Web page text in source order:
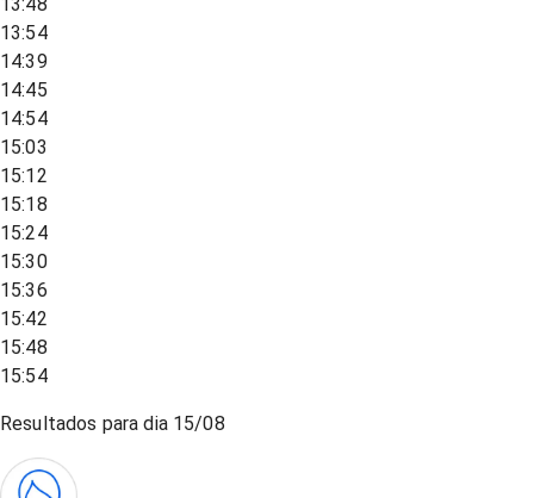
13:54
14:39
14:45
14:54
15:03
15:12
15:18
15:24
15:30
15:36
15:42
15:48
15:54
Resultados para dia 15/08